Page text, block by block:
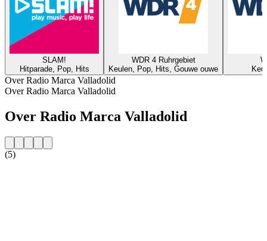
SLAM!
Hitparade, Pop, Hits
WDR 4 Ruhrgebiet
Keulen, Pop, Hits, Gouwe ouwe
Over Radio Marca Valladolid
Over Radio Marca Valladolid
Over Radio Marca Valladolid
(5)